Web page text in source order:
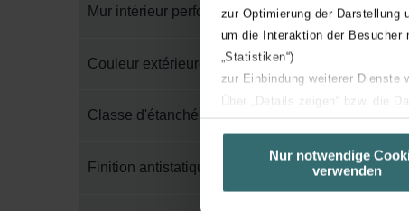
zur Optimierung der Darstellung
um die Interaktion der Besucher
„Statistiken“)
zur Einbindung weiterer Dienste
Über „Details zeigen“ bzw. die
unserer Website verwenden,
basierend auf Ihren Interessen
Datenschutzerklärung widerrufen.
Nur notwendige
verwenden
Mur intérieur perforé
Couleur extérieure
Classe d'étanchéité à l'air selon EN 1751
Finition antistatique